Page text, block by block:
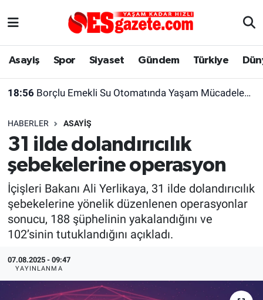
Asayiş Spor Siyaset Gündem Türkiye
18:56 Borçlu Emekli Su Otomatında Yaşam Mücadelesi Veriyor
HABERLER ASAYIŞ
31 ilde dolandırıcılık
şebekelerine operasyon
İçişleri Bakanı Ali Yerlikaya, 31 ilde dolandırıcılık
şebekelerine yönelik düzenlenen operasyonlar
sonucu, 188 şüphelinin yakalandığını ve
102’sinin tutuklandığını açıkladı.
07.08.2025 - 09:47
YAYINLANMA
Asayiş
Gündem
Türkiye
Dünya
Sağlık
Alış-Veriş/İş dünyası
Yaşam
Eskişehirspor Arşivi
Eskişehir Arşivi
Röportaj
Ekonomi
Kültür Sanat
Politika
Eskişehir Nöbetçi Eczaneler
Süper Lig Puan Durumu ve Fikstür
Tüm Manşetler
Son Dakika Haberleri
Haber Arşivi